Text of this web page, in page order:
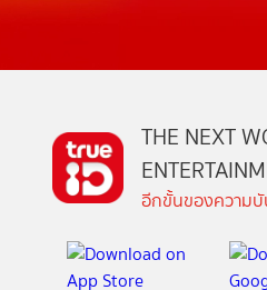
THE NEXT
อีกขั้นของความบั